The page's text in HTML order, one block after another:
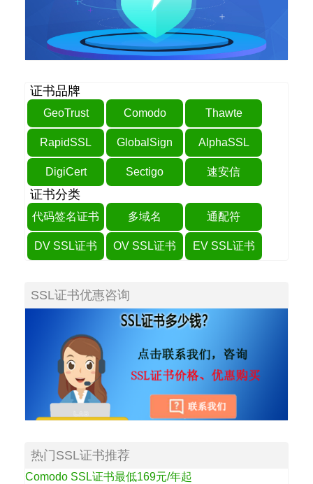
证书品牌
GeoTrust Comodo Thawte
RapidSSL GlobalSign AlphaSSL
DigiCert Sectigo 速安信
证书分类
代码签名证书 多域名 通配符
DV SSL证书 OV SSL证书 EV SSL证书
SSL证书优惠咨询
热门SSL证书推荐
Comodo SSL证书最低169元/年起